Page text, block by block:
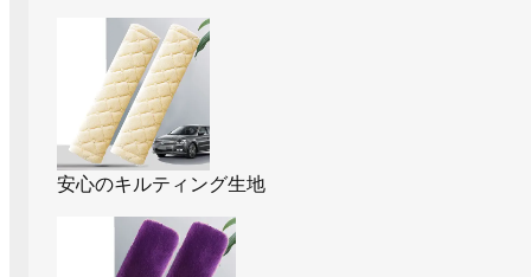
安心のキルティング生地